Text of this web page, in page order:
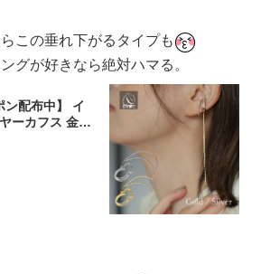
この垂れ下がるタイプも
グが好きなら絶対ハマる。
ン配布中】 イ
ーカフス 金属
ディース 大人